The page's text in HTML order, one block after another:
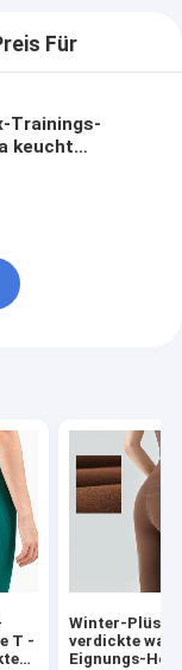
Für
Trainings-
keucht
T -
Winter-
verdickte
Eignungs-